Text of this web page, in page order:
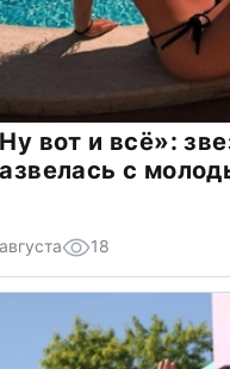
вот и всё»:
с
18